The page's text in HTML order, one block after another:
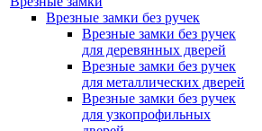
Врезные замки без ручек
Врезные замки без ручек
для деревянных дверей
Врезные замки без ручек
для металлических дверей
Врезные замки без ручек
для узкопрофильных